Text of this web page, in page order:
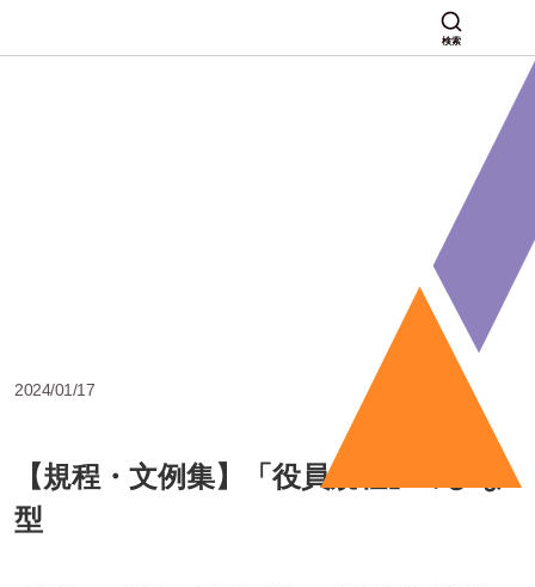
検索
2024/01/17
【規程・文例集】「役員規程」のひな
型